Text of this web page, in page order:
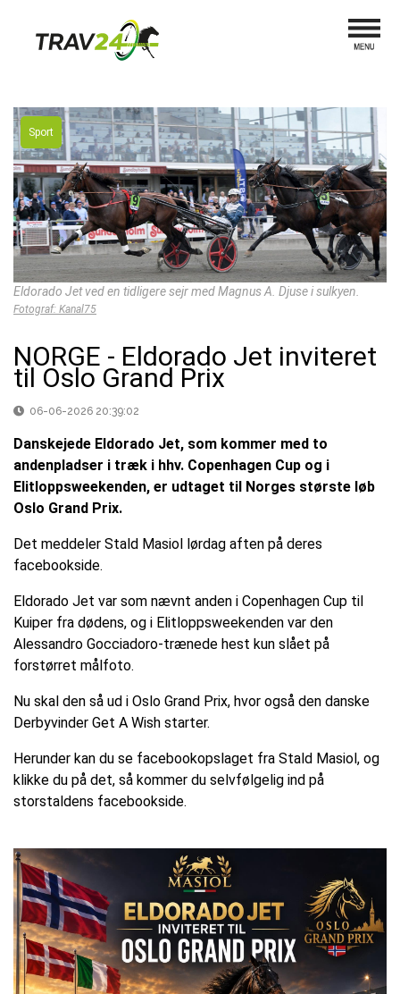
Sport
Eldorado Jet ved en tidligere sejr med Magnus A. Djuse i sulkyen.
Fotograf: Kanal75
NORGE - Eldorado Jet inviteret
til Oslo Grand Prix
06-06-2026 20:39:02
Danskejede Eldorado Jet, som kommer med to
andenpladser i træk i hhv. Copenhagen Cup og i
Elitloppsweekenden, er udtaget til Norges største løb
Oslo Grand Prix.
Det meddeler Stald Masiol lørdag aften på deres
facebookside.
Eldorado Jet var som nævnt anden i Copenhagen Cup til
Kuiper fra dødens, og i Elitloppsweekenden var den
Alessandro Gocciadoro-trænede hest kun slået på
forstørret målfoto.
Nu skal den så ud i Oslo Grand Prix, hvor også den danske
Derbyvinder Get A Wish starter.
Herunder kan du se facebookopslaget fra Stald Masiol, og
klikke du på det, så kommer du selvfølgelig ind på
storstaldens facebookside.